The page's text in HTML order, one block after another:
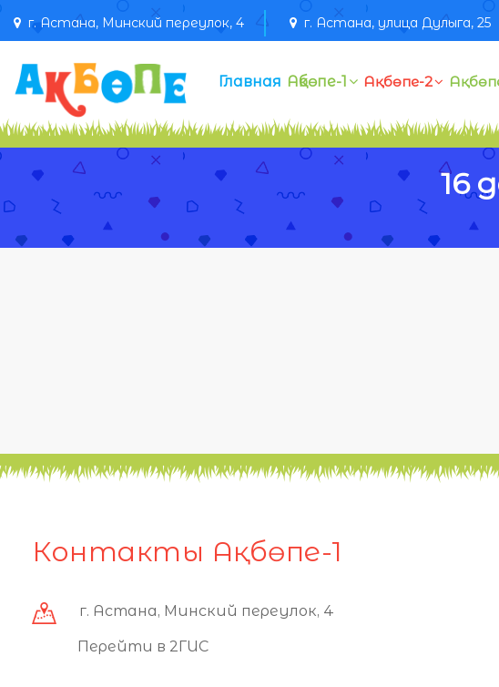
г. Астана, Минский переулок, 4 г. Астана, улица Дулыга, 25
Главная Ақбөпе-1 Ақбөпе-2
16
Контакты Ақбөпе-1
г. Астана, Минский переулок, 4
Перейти в 2ГИС